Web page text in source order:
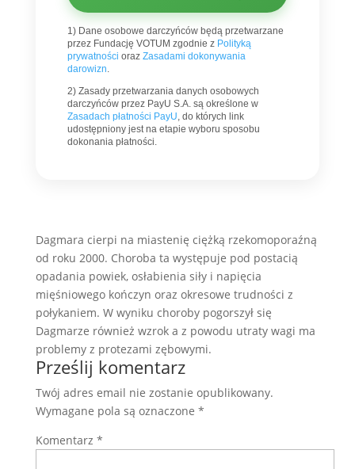
1) Dane osobowe darczyńców będą przetwarzane
przez Fundację VOTUM zgodnie z Polityką
prywatności oraz Zasadami dokonywania
darowizn.
2) Zasady przetwarzania danych osobowych
darczyńców przez PayU S.A. są określone w
Zasadach płatności PayU, do których link
udostępniony jest na etapie wyboru sposobu
dokonania płatności.
Dagmara cierpi na miastenię ciężką rzekomoporaźną
od roku 2000. Choroba ta występuje pod postacią
opadania powiek, osłabienia siły i napięcia
mięśniowego kończyn oraz okresowe trudności z
połykaniem. W wyniku choroby pogorszył się
Dagmarze również wzrok a z powodu utraty wagi ma
problemy z protezami zębowymi.
Prześlij komentarz
Twój adres email nie zostanie opublikowany.
Wymagane pola są oznaczone *
Komentarz *